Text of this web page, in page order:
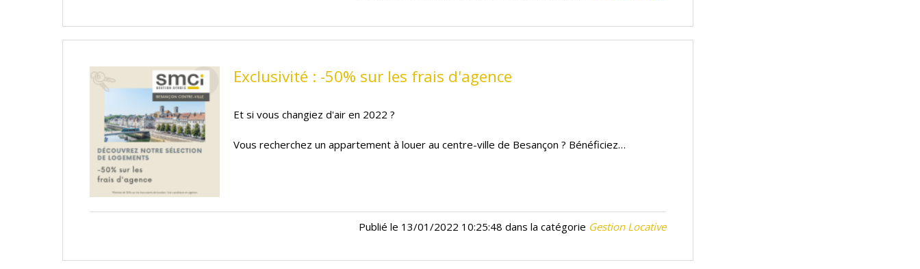
Exclusivité : -50% sur les frais d'agence
Et si vous changiez d'air en 2022 ?
Vous recherchez un appartement à louer au centre-ville de Besançon ? Bénéficiez…
Publié le 13/01/2022 10:25:48 dans la catégorie Gestion Locative